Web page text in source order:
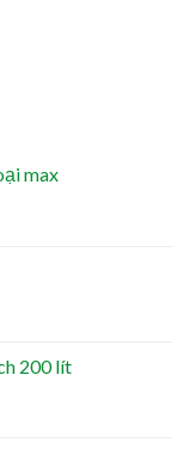
max
200 lít